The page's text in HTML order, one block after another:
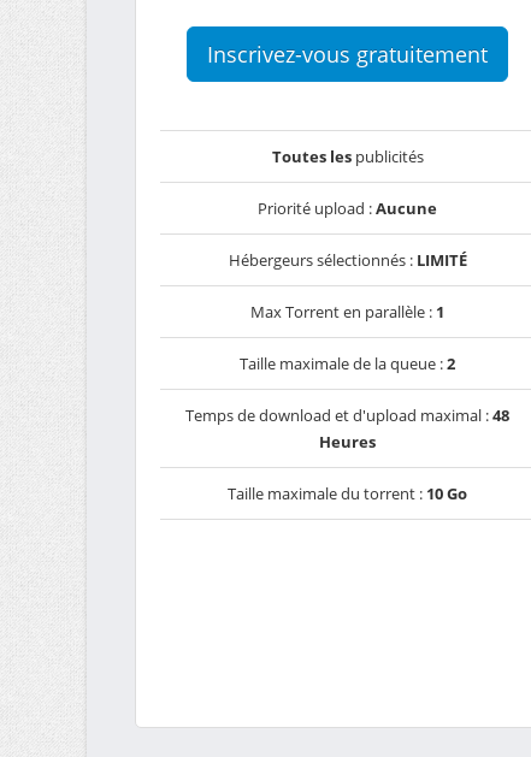
Inscrivez-vous gratuitement
Toutes lespublicités
Priorité upload :Aucune
Hébergeurs sélectionnés : LIMITÉ
Max Torrent en parallèle : 1
Taille maximale de la queue :2
Temps de download et d'upload maximal :48
Heures
Taille maximale du torrent : 10 Go